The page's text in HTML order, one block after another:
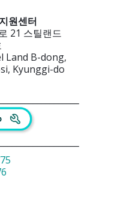
원센터
21 스틸랜드
Land B-dong,
Kyunggi-do